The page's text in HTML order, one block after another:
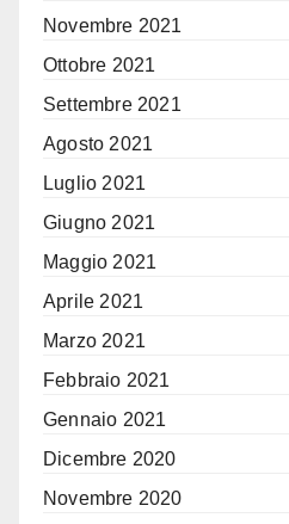
Novembre 2021
Ottobre 2021
Settembre 2021
Agosto 2021
Luglio 2021
Giugno 2021
Maggio 2021
Aprile 2021
Marzo 2021
Febbraio 2021
Gennaio 2021
Dicembre 2020
Novembre 2020